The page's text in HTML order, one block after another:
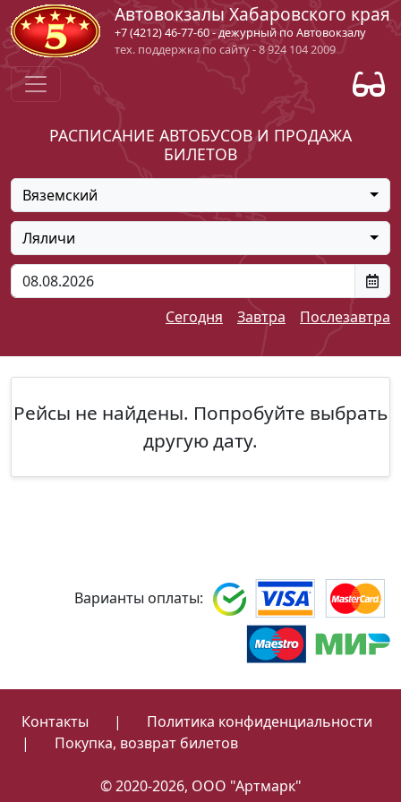
Автовокзалы Хабаровского края
+7 (4212) 46-77-60 - дежурный по Автовокзалу
тех. поддержка по сайту - 8 924 104 2009
РАСПИСАНИЕ АВТОБУСОВ И ПРОДАЖА
БИЛЕТОВ
Вяземский
Ляличи
Сегодня Завтра Послезавтра
Рейсы не найдены. Попробуйте выбрать
другую дату.
Варианты оплаты:
Контакты |
Политика конфиденциальности
|
Покупка, возврат билетов
© 2020-2026, ООО "Артмарк"